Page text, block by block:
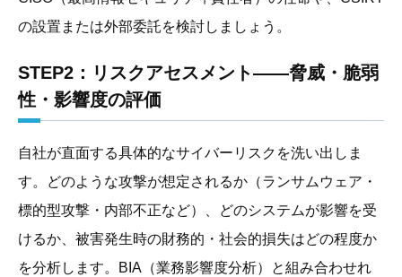
の設置または外部委託を検討しましょう。
STEP2：リスクアセスメント――脅威・脆弱
性・影響度の評価
自社が直面する具体的なサイバーリスクを洗い出しま
す。どのような攻撃が想定されるか（ランサムウェア・
標的型攻撃・内部不正など）、どのシステムが影響を受
けるか、被害発生時の財務的・社会的損失はどの程度か
を分析します。BIA（業務影響度分析）と組み合わせれ